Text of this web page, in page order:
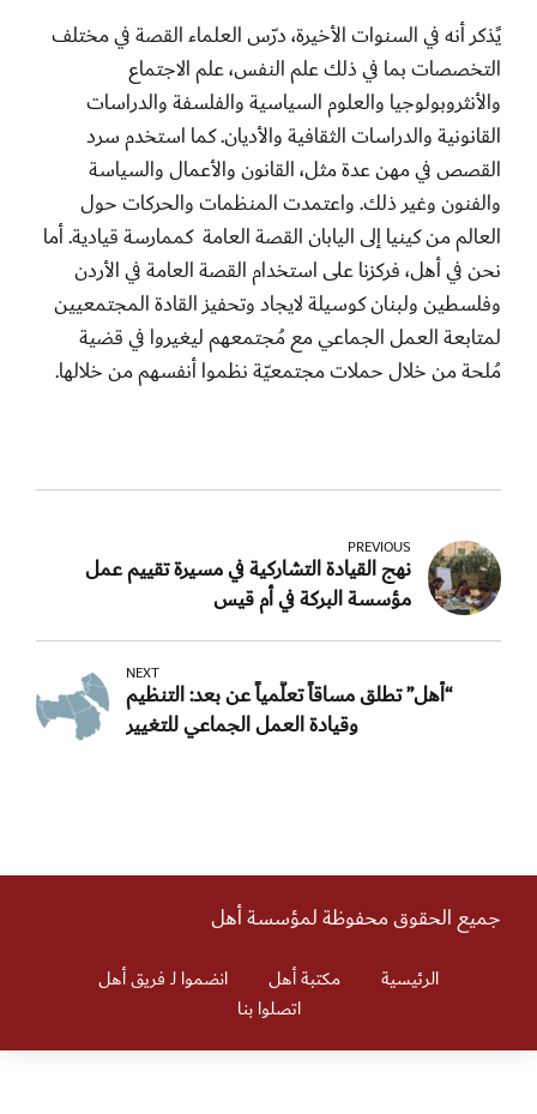
يًذكر أنه في السنوات الأخيرة، درّس العلماء القصة في مختلف
التخصصات بما في ذلك علم النفس، علم الاجتماع
والأنثروبولوجيا والعلوم السياسية والفلسفة والدراسات
القانونية والدراسات الثقافية والأديان. كما استخدم سرد
القصص في مهن عدة مثل، القانون والأعمال والسياسة
والفنون وغير ذلك. واعتمدت المنظمات والحركات حول
العالم من كينيا إلى اليابان القصة العامة كممارسة قيادية. أما
نحن في أهل، فركزنا على استخدام القصة العامة في الأردن
وفلسطين ولبنان كوسيلة لايجاد وتحفيز القادة المجتمعيين
لمتابعة العمل الجماعي مع مُجتمعهم ليغيروا في قضية
مُلحة من خلال حملات مجتمعيّة نظموا أنفسهم من خلالها.
PREVIOUS
نهج القيادة التشاركية في مسيرة تقييم عمل
مؤسسة البركة في أم قيس
NEXT
“أهل” تطلق مساقاً تعلُّمياً عن بعد: التنظيم
وقيادة العمل الجماعي للتغيير
جميع الحقوق محفوظة لمؤسسة أهل
الرئيسية مكتبة أهل
انضموا لـ فريق أهل
اتصلوا بنا